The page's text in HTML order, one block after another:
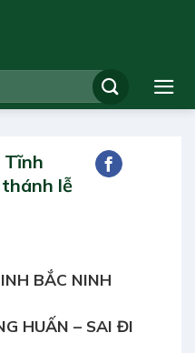
Tĩnh
lễ
BẮC NINH
HUẤN – SAI ĐI